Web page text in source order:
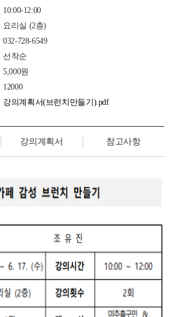
10:00-12:00
요리실 (2층)
032-728-6549
선착순
5,000원
12000
강의계획서(브런치만들기).pdf
강의계획서 참고사항